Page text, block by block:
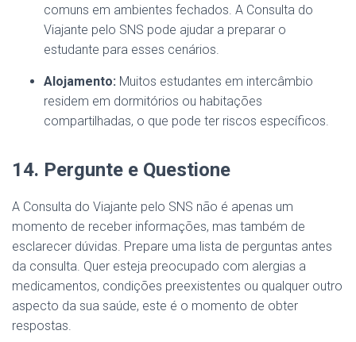
comuns em ambientes fechados. A Consulta do
Viajante pelo SNS pode ajudar a preparar o
estudante para esses cenários.
Alojamento: Muitos estudantes em intercâmbio
residem em dormitórios ou habitações
compartilhadas, o que pode ter riscos específicos.
14. Pergunte e Questione
A Consulta do Viajante pelo SNS não é apenas um
momento de receber informações, mas também de
esclarecer dúvidas. Prepare uma lista de perguntas antes
da consulta. Quer esteja preocupado com alergias a
medicamentos, condições preexistentes ou qualquer outro
aspecto da sua saúde, este é o momento de obter
respostas.